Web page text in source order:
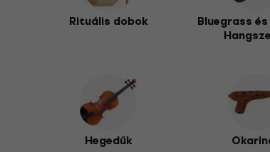
A pontos ritmusérzék fejlesztéséhez a
el. Böngéssz kedvedre, és találd meg
Rituális dobok
Bluegrass
Hegedűk